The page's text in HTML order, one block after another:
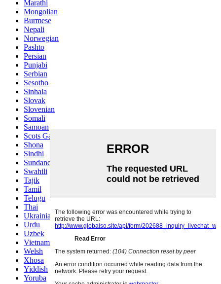
Marathi
Mongolian
Burmese
Nepali
Norwegian
Pashto
Persian
Punjabi
Serbian
Sesotho
Sinhala
Slovak
Slovenian
Somali
Samoan
Scots Gaelic
Shona
Sindhi
Sundanese
Swahili
Tajik
Tamil
Telugu
Thai
Ukrainian
Urdu
Uzbek
Vietnamese
Welsh
Xhosa
Yiddish
Yoruba